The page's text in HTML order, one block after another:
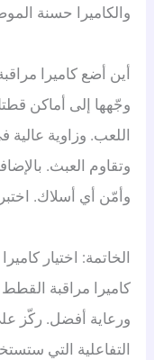
والكاميرا حسنة
أين أضع كاميرا
وجّهها إلى أماكن
اللعب. وزاوية عالية
وتقاوم العبث.
وأمّن أي أسلاك. اختبر
الخاتمة: اختيار
كاميرا مراقبة القطط
ورعاية أفضل. ركّز على
التفاعلية التي